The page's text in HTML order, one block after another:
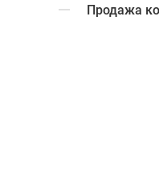
Продажа